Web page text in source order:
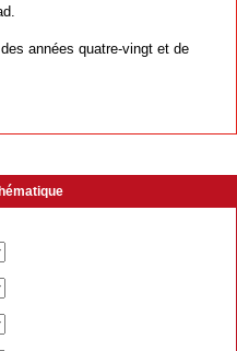
années quatre-vingt et de